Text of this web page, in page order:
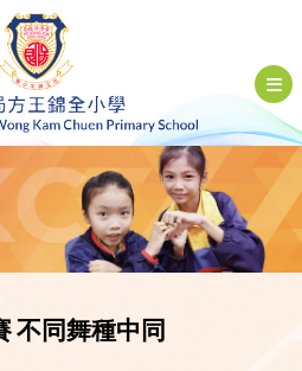
不同舞種中同